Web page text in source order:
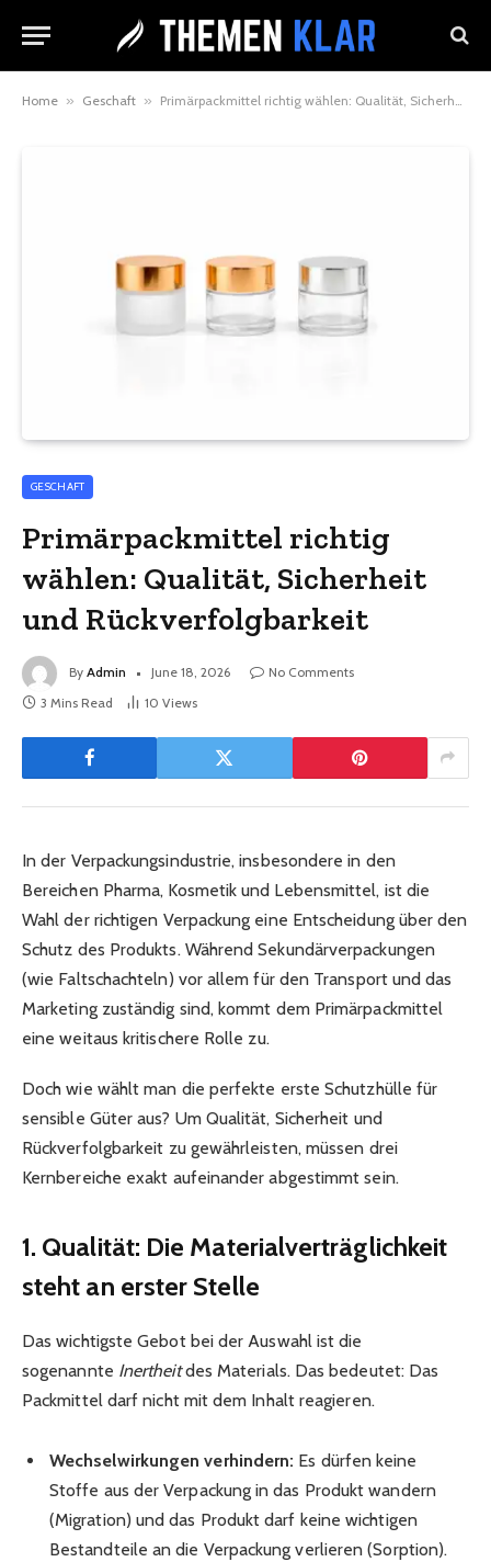
Home » Geschaft » Primärpackmittel richtig wählen: Qualität, Sicherheit und Rückverfolgbarkeit
GESCHAFT
Primärpackmittel richtig
wählen: Qualität, Sicherheit
und Rückverfolgbarkeit
By Admin June 18, 2026
No Comments
3 Mins Read
10 Views
In der Verpackungsindustrie, insbesondere in den
Bereichen Pharma, Kosmetik und Lebensmittel, ist die
Wahl der richtigen Verpackung eine Entscheidung über den
Schutz des Produkts. Während Sekundärverpackungen
(wie Faltschachteln) vor allem für den Transport und das
Marketing zuständig sind, kommt dem Primärpackmittel
eine weitaus kritischere Rolle zu.
Doch wie wählt man die perfekte erste Schutzhülle für
sensible Güter aus? Um Qualität, Sicherheit und
Rückverfolgbarkeit zu gewährleisten, müssen drei
Kernbereiche exakt aufeinander abgestimmt sein.
1. Qualität: Die Materialverträglichkeit
steht an erster Stelle
Das wichtigste Gebot bei der Auswahl ist die
sogenannte Inertheitdes Materials. Das bedeutet: Das
Packmittel darf nicht mit dem Inhalt reagieren.
Wechselwirkungen verhindern: Es dürfen keine
Stoffe aus der Verpackung in das Produkt wandern
(Migration) und das Produkt darf keine wichtigen
Bestandteile an die Verpackung verlieren (Sorption).